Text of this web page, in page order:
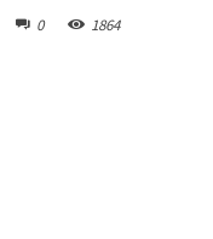
0 1864